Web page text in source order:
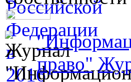
право"